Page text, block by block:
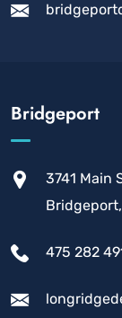
Bridgeport
3741 Main
475 282